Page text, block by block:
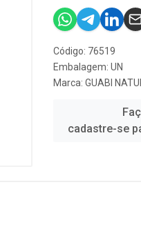
Código: 76519
Embalagem: UN
Marca: GUABI
cadastre-se